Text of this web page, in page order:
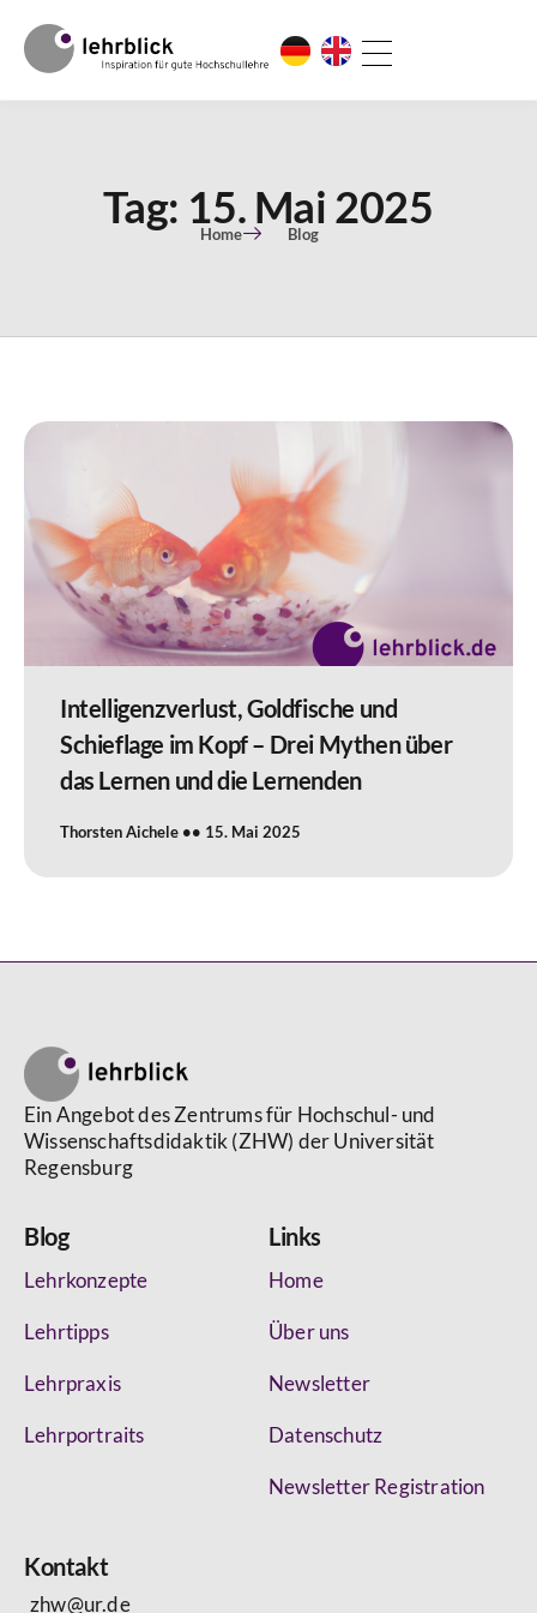
Tag: 15. Mai 2025
Home Blog
Intelligenzverlust, Goldfische und
Schieflage im Kopf – Drei Mythen über
das Lernen und die Lernenden
Thorsten Aichele 15. Mai 2025
Ein Angebot des Zentrums für Hochschul- und
Wissenschaftsdidaktik (ZHW) der Universität
Regensburg
Blog
Lehrkonzepte
Lehrtipps
Lehrpraxis
Lehrportraits
Links
Home
Über uns
Newsletter
Datenschutz
Newsletter Registration
Kontakt
zhw@ur.de